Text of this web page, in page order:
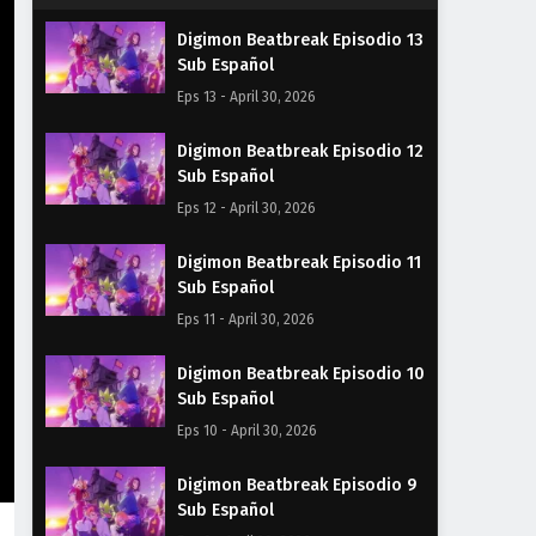
Digimon Beatbreak Episodio 13
Sub Español
Eps 13 - April 30, 2026
Digimon Beatbreak Episodio 12
Sub Español
Eps 12 - April 30, 2026
Digimon Beatbreak Episodio 11
Sub Español
Eps 11 - April 30, 2026
Digimon Beatbreak Episodio 10
Sub Español
Eps 10 - April 30, 2026
Digimon Beatbreak Episodio 9
Sub Español